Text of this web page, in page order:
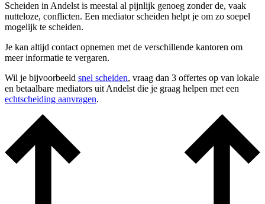
Scheiden in Andelst is meestal al pijnlijk genoeg zonder de, vaak
nutteloze, conflicten. Een mediator scheiden helpt je om zo soepel
mogelijk te scheiden.
Je kan altijd contact opnemen met de verschillende kantoren om
meer informatie te vergaren.
Wil je bijvoorbeeld snel scheiden, vraag dan 3 offertes op van lokale
en betaalbare mediators uit Andelst die je graag helpen met een
echtscheiding aanvragen.